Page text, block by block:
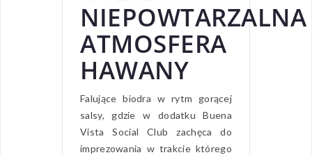
NIEPOWTARZALNA
ATMOSFERA
HAWANY
Falujące biodra w rytm gorącej
salsy, gdzie w dodatku Buena
Vista Social Club zachęca do
imprezowania w trakcie którego